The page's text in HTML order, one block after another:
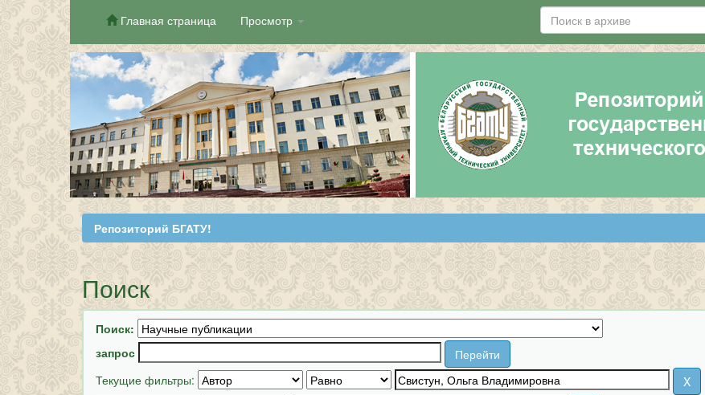
Skip
navigation
Главная страница Просмотр
Репозиторий БГАТУ!
Поиск
Поиск:
запрос
Текущие фильтры: